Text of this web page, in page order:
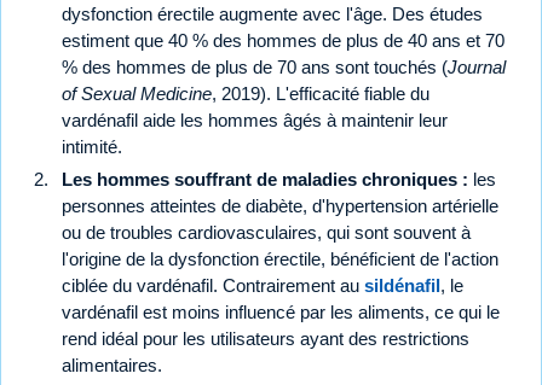
dysfonction érectile augmente avec l'âge. Des études
estiment que 40 % des hommes de plus de 40 ans et 70
% des hommes de plus de 70 ans sont touchés (Journal
of Sexual Medicine, 2019). L'efficacité fiable du
vardénafil aide les hommes âgés à maintenir leur
intimité.
Les hommes souffrant de maladies chroniques : les
personnes atteintes de diabète, d'hypertension artérielle
ou de troubles cardiovasculaires, qui sont souvent à
l'origine de la dysfonction érectile, bénéficient de l'action
ciblée du vardénafil. Contrairement au sildénafil, le
vardénafil est moins influencé par les aliments, ce qui le
rend idéal pour les utilisateurs ayant des restrictions
alimentaires.